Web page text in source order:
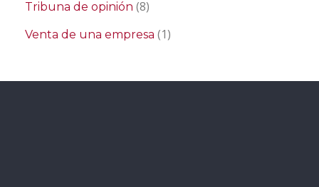
Tribuna de opinión (8)
Venta de una empresa (1)